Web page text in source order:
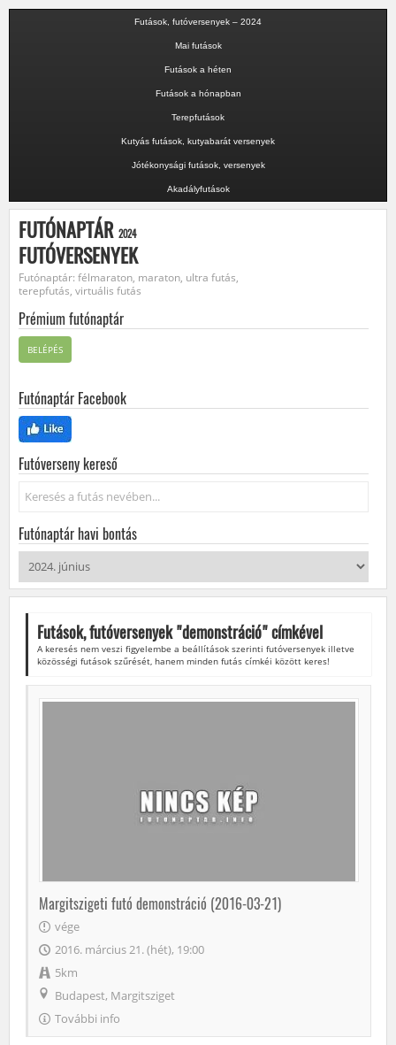
Futások, futóversenyek – 2024
Mai futások
Futások a héten
Futások a hónapban
Terepfutások
Kutyás futások, kutyabarát versenyek
Jótékonysági futások, versenyek
Akadályfutások
FUTÓNAPTÁR 2024
FUTÓVERSENYEK
Futónaptár: félmaraton, maraton, ultra futás,
terepfutás, virtuális futás
Prémium futónaptár
BELÉPÉS
Futónaptár Facebook
Futóverseny kereső
Keresés...
Futónaptár havi bontás
Futások, futóversenyek "demonstráció" címkével
A keresés nem veszi figyelembe a beállítások szerinti futóversenyek illetve
közösségi futások szűrését, hanem minden futás címkéi között keres!
Margitszigeti futó demonstráció (2016-03-21)
vége
2016. március 21. (hét), 19:00
5km
Budapest, Margitsziget
További info